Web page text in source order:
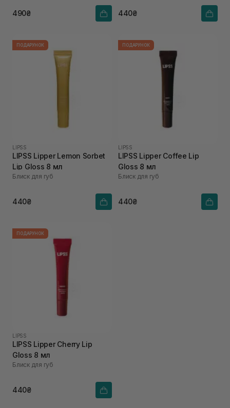
490₴ 440₴
ПОДАРУНОК
LIPSS
LIPSS Lipper Lemon Sorbet
Lip Gloss 8 мл
Блиск для губ
440₴
ПОДАРУНОК
LIPSS
LIPSS Lipper Coffee Lip
Gloss 8 мл
Блиск для губ
440₴
ПОДАРУНОК
LIPSS
LIPSS Lipper Cherry Lip
Gloss 8 мл
Блиск для губ
440₴